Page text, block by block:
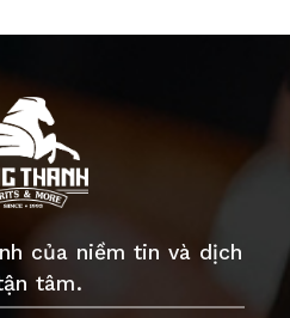
của niềm tin và dịch
tâm.